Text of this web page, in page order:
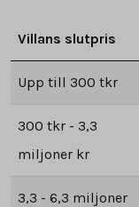
Villans slutpris
Upp till 300 tkr
300 tkr - 3,3
miljoner kr
3,3 - 6,3 miljoner